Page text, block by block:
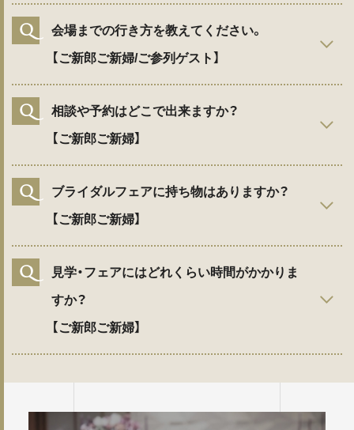
Q 会場までの行き方を教えてください。
【ご新郎ご新婦/ご参列ゲスト】
Q 相談や予約はどこで出来ますか？
【ご新郎ご新婦】
Q ブライダルフェアに持ち物はありますか？
【ご新郎ご新婦】
Q 見学・フェアにはどれくらい時間がかかりま
すか？
【ご新郎ご新婦】